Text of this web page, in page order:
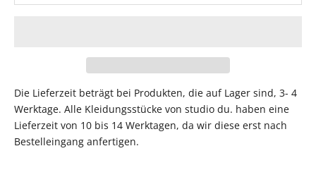
Die Lieferzeit beträgt bei Produkten, die auf Lager sind, 3- 4
Werktage. Alle Kleidungsstücke von studio du. haben eine
Lieferzeit von 10 bis 14 Werktagen, da wir diese erst nach
Bestelleingang anfertigen.